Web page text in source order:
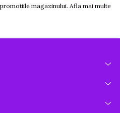
magazinului. Afla mai multe